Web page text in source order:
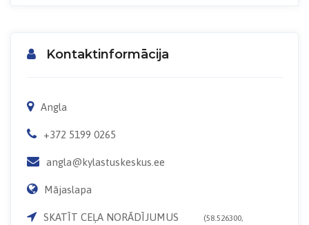
Kontaktinformācija
Angla
+372 5199 0265
angla@kylastuskeskus.ee
Mājaslapa
SKATĪT CEĻA NORĀDĪJUMUS
(58.526300,